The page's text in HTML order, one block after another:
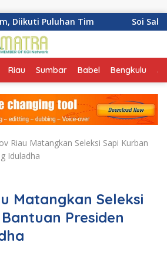
Tim Soi Sabai Urban
Riau Sumbar Babel Bengkulu
Riau Matangkan Seleksi Sapi Kurban
Iduladha
Matangkan Seleksi
Presiden